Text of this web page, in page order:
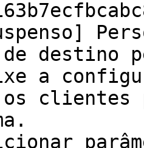
de destino
a
clientes